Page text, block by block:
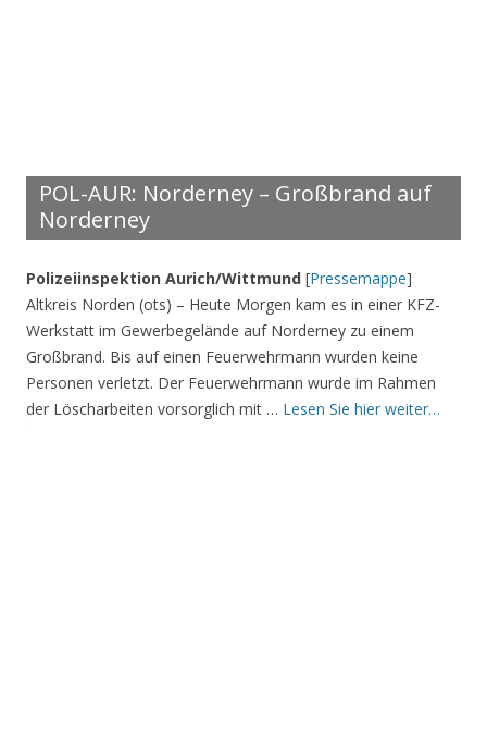
POL-AUR: Norderney – Großbrand auf
Norderney
Polizeiinspektion Aurich/Wittmund [Pressemappe]
Altkreis Norden (ots) – Heute Morgen kam es in einer KFZ-
Werkstatt im Gewerbegelände auf Norderney zu einem
Großbrand. Bis auf einen Feuerwehrmann wurden keine
Personen verletzt. Der Feuerwehrmann wurde im Rahmen
der Löscharbeiten vorsorglich mit … Lesen Sie hier weiter…